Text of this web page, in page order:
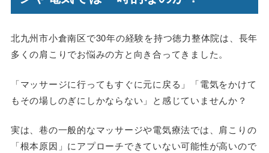
北九州市小倉南区で30年の経験を持つ徳力整体院は、長年
多くの肩こりでお悩みの方と向き合ってきました。
「マッサージに行ってもすぐに元に戻る」「電気をかけて
もその場しのぎにしかならない」と感じていませんか？
実は、巷の一般的なマッサージや電気療法では、肩こりの
「根本原因」にアプローチできていない可能性が高いので